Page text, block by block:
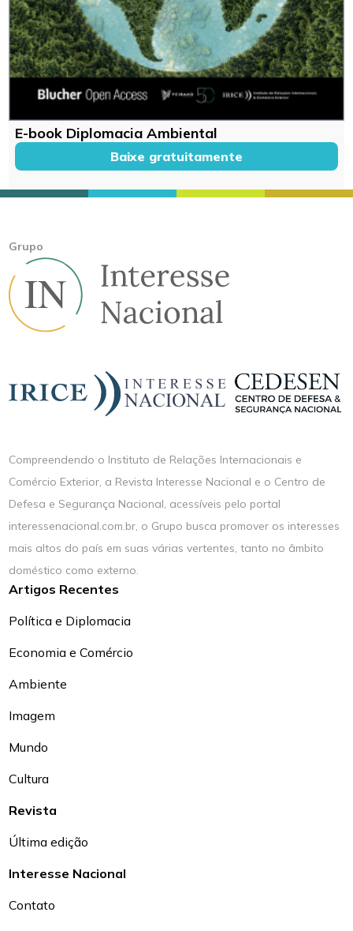
E-book Diplomacia Ambiental
Baixe gratuitamente
Grupo
Compreendendo o Instituto de Relações Internacionais e
Comércio Exterior, a Revista Interesse Nacional e o Centro de
Defesa e Segurança Nacional, acessíveis pelo portal
interessenacional.com.br, o Grupo busca promover os interesses
mais altos do país em suas várias vertentes, tanto no âmbito
doméstico como externo.
Artigos Recentes
Política e Diplomacia
Economia e Comércio
Ambiente
Imagem
Mundo
Cultura
Revista
Última edição
Interesse Nacional
Contato